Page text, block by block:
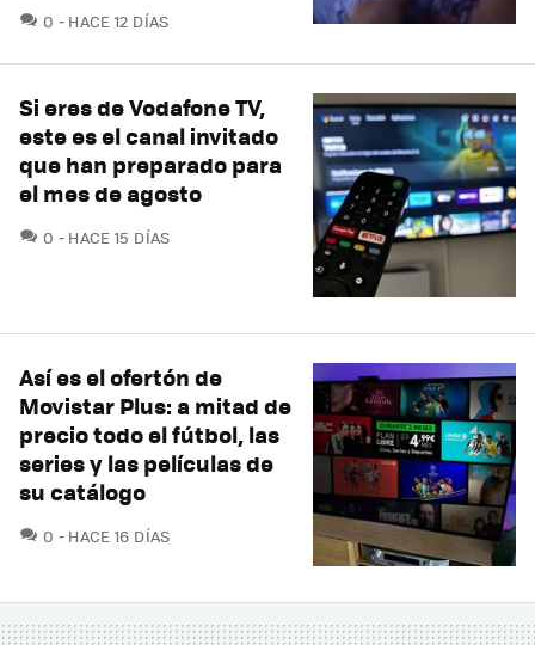
0 COMENTARIOS
HACE 12 DÍAS
Si eres de Vodafone TV,
este es el canal invitado
que han preparado para
el mes de agosto
0 COMENTARIOS
HACE 15 DÍAS
Así es el ofertón de
Movistar Plus: a mitad de
precio todo el fútbol, las
series y las películas de
su catálogo
0 COMENTARIOS
HACE 16 DÍAS